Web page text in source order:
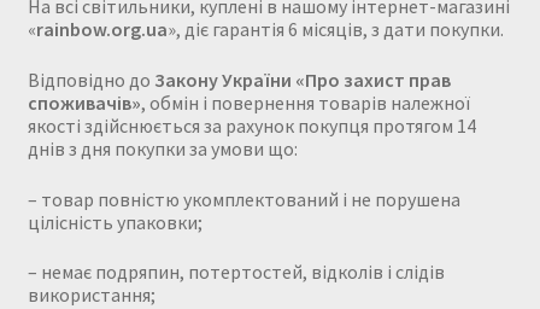
На всі світильники, куплені в нашому інтернет-магазині
«rainbow.org.ua», діє гарантія 6 місяців, з дати покупки.
Відповідно до Закону України «Про захист прав
споживачів», обмін і повернення товарів належної
якості здійснюється за рахунок покупця протягом 14
днів з дня покупки за умови що:
– товар повністю укомплектований і не порушена
цілісність упаковки;
– немає подряпин, потертостей, відколів і слідів
використання;